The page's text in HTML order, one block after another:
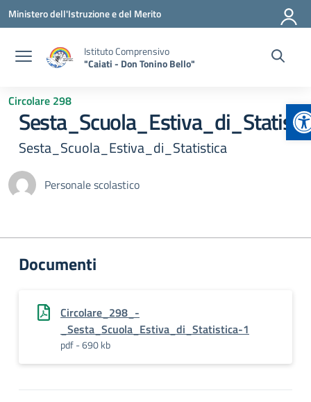
Vai ai contenuti
Vai al menu di navigazione
Vai al footer
Ministero dell'Istruzione e del Merito
Istituto Comprensivo
"Caiati - Don Tonino Bello"
Circolare 298
Sesta_Scuola_Estiva_di_Statistica
Personale scolastico
Documenti
Circolare_298_-
_Sesta_Scuola_Estiva_di_Statistica-1
pdf - 690 kb